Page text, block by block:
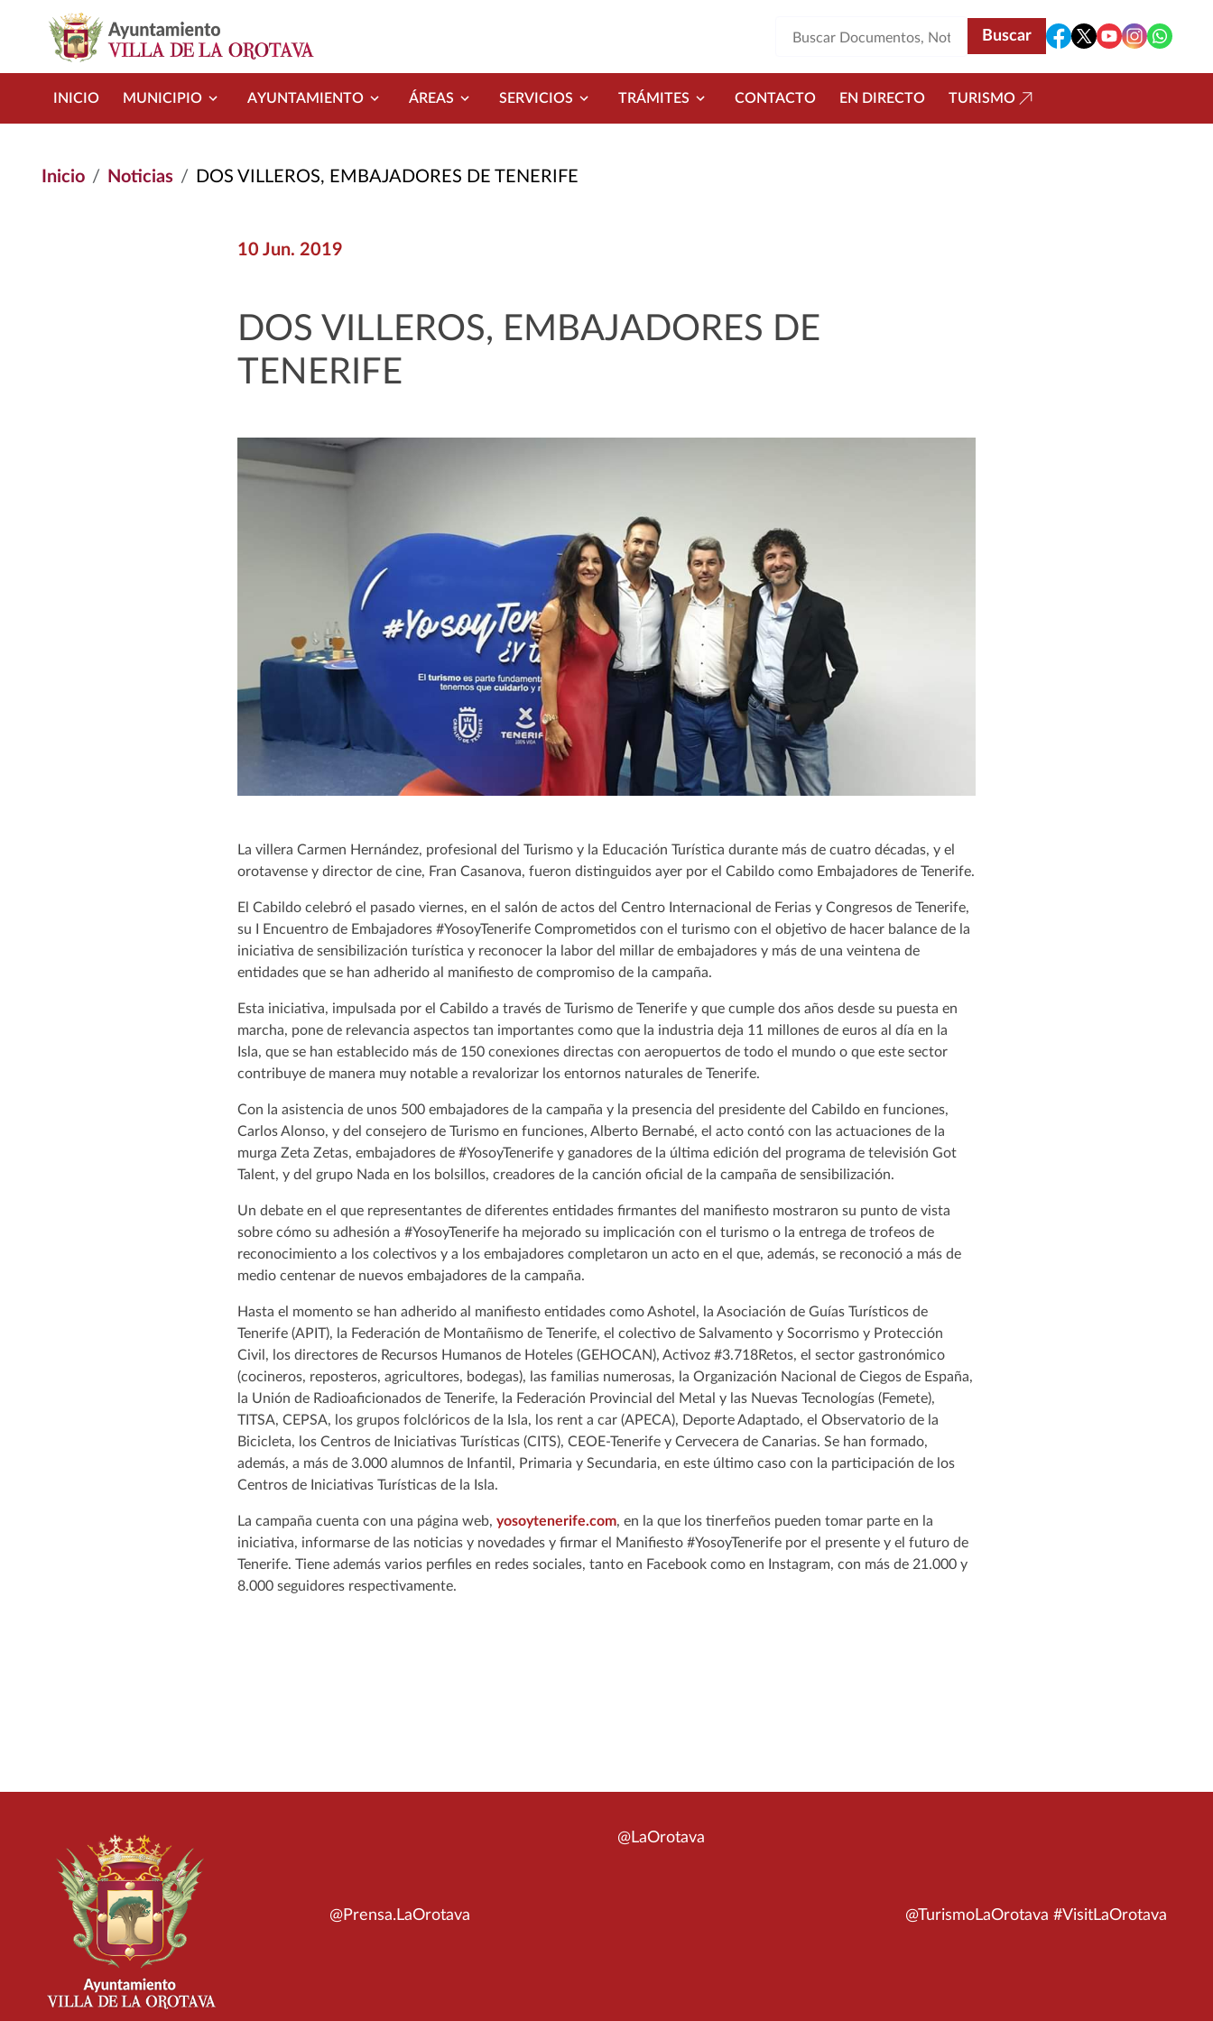
INICIO MUNICIPIO AYUNTAMIENTO ÁREAS SERVICIOS TRÁMITES CONTACTO EN DIRECTO TURISMO
Inicio Noticias DOS VILLEROS, EMBAJADORES DE TENERIFE
10 Jun. 2019
DOS VILLEROS, EMBAJADORES DE
TENERIFE
La villera Carmen Hernández, profesional del Turismo y la Educación Turística durante más de cuatro décadas, y el
orotavense y director de cine, Fran Casanova, fueron distinguidos ayer por el Cabildo como Embajadores de Tenerife.
El Cabildo celebró el pasado viernes, en el salón de actos del Centro Internacional de Ferias y Congresos de Tenerife,
su I Encuentro de Embajadores #YosoyTenerife Comprometidos con el turismo con el objetivo de hacer balance de la
iniciativa de sensibilización turística y reconocer la labor del millar de embajadores y más de una veintena de
entidades que se han adherido al manifiesto de compromiso de la campaña.
Esta iniciativa, impulsada por el Cabildo a través de Turismo de Tenerife y que cumple dos años desde su puesta en
marcha, pone de relevancia aspectos tan importantes como que la industria deja 11 millones de euros al día en la
Isla, que se han establecido más de 150 conexiones directas con aeropuertos de todo el mundo o que este sector
contribuye de manera muy notable a revalorizar los entornos naturales de Tenerife.
Con la asistencia de unos 500 embajadores de la campaña y la presencia del presidente del Cabildo en funciones,
Carlos Alonso, y del consejero de Turismo en funciones, Alberto Bernabé, el acto contó con las actuaciones de la
murga Zeta Zetas, embajadores de #YosoyTenerife y ganadores de la última edición del programa de televisión Got
Talent, y del grupo Nada en los bolsillos, creadores de la canción oficial de la campaña de sensibilización.
Un debate en el que representantes de diferentes entidades firmantes del manifiesto mostraron su punto de vista
sobre cómo su adhesión a #YosoyTenerife ha mejorado su implicación con el turismo o la entrega de trofeos de
reconocimiento a los colectivos y a los embajadores completaron un acto en el que, además, se reconoció a más de
medio centenar de nuevos embajadores de la campaña.
Hasta el momento se han adherido al manifiesto entidades como Ashotel, la Asociación de Guías Turísticos de
Tenerife (APIT), la Federación de Montañismo de Tenerife, el colectivo de Salvamento y Socorrismo y Protección
Civil, los directores de Recursos Humanos de Hoteles (GEHOCAN), Activoz #3.718Retos, el sector gastronómico
(cocineros, reposteros, agricultores, bodegas), las familias numerosas, la Organización Nacional de Ciegos de España,
la Unión de Radioaficionados de Tenerife, la Federación Provincial del Metal y las Nuevas Tecnologías (Femete),
TITSA, CEPSA, los grupos folclóricos de la Isla, los rent a car (APECA), Deporte Adaptado, el Observatorio de la
Bicicleta, los Centros de Iniciativas Turísticas (CITS), CEOE-Tenerife y Cervecera de Canarias. Se han formado,
además, a más de 3.000 alumnos de Infantil, Primaria y Secundaria, en este último caso con la participación de los
Centros de Iniciativas Turísticas de la Isla.
La campaña cuenta con una página web,yosoytenerife.com, en la que los tinerfeños pueden tomar parte en la
iniciativa, informarse de las noticias y novedades y firmar el Manifiesto #YosoyTenerife por el presente y el futuro de
Tenerife. Tiene además varios perfiles en redes sociales, tanto en Facebook como en Instagram, con más de 21.000 y
8.000 seguidores respectivamente.
@Prensa.LaOrotava
@LaOrotava
@TurismoLaOrotava #VisitLaOrotava